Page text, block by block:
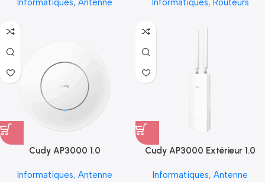
Informatiques, Antenne Informatiques, Routeurs
Cudy AP3000 1.0
Informatiques, Antenne
Cudy AP3000 Extérieur 1.0
Informatiques, Antenne